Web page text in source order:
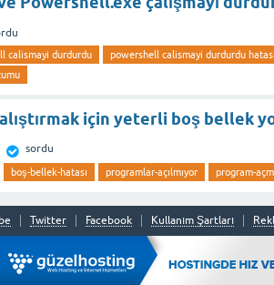
calismayi durdurdu
powershell calismayi durdurdu
için yeterli boş bellek
sordu
boş-bellek-hatası programlar-açılmıyor program-
Twitter Facebook Kullanım Şartları